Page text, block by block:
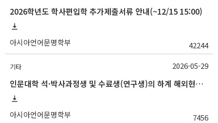
2026학년도 학사편입학 추가제출서류 안내(~12/15 15:00)
아시아언어문명학부 42244
기타
인문대학 석·박사과정생 및 수료생(연구생)의 하계 해외현지조사 경비 지원 안내
아시아언어문명학부 7456
2026-05-29